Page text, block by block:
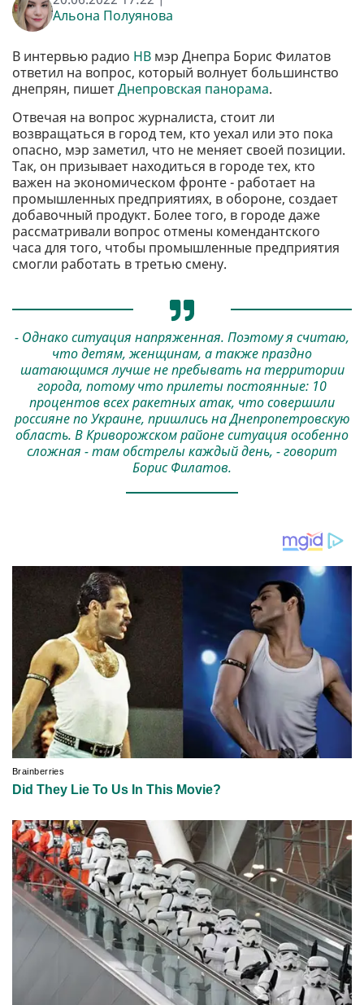
Альона Полуянова
В интервью радио НВ мэр Днепра Борис Филатов
ответил на вопрос, который волнует большинство
днепрян, пишетДнепровская панорама.
Отвечая на вопрос журналиста, стоит ли
возвращаться в город тем, кто уехал или это пока
опасно, мэр заметил, что не меняет своей позиции.
Так, он призывает находиться в городе тех, кто
важен на экономическом фронте - работает на
промышленных предприятиях, в обороне, создает
добавочный продукт. Более того, в городе даже
рассматривали вопрос отмены комендантского
часа для того, чтобы промышленные предприятия
смогли работать в третью смену.
- Однако ситуация напряженная. Поэтому я считаю,
что детям, женщинам, а также праздно
шатающимся лучше не пребывать на территории
города, потому что прилеты постоянные: 10
процентов всех ракетных атак, что совершили
россияне по Украине, пришлись на Днепропетровскую
область. В Криворожском районе ситуация особенно
сложная - там обстрелы каждый день, - говорит
Борис Филатов.